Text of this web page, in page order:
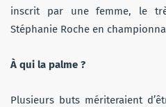
inscrit par une femme, le
Stéphanie Roche en
À qui la palme ?
Plusieurs buts mériteraient